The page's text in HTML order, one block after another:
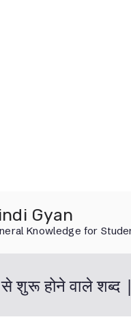
Gyan
Knowledge for
शुरू होने वाले